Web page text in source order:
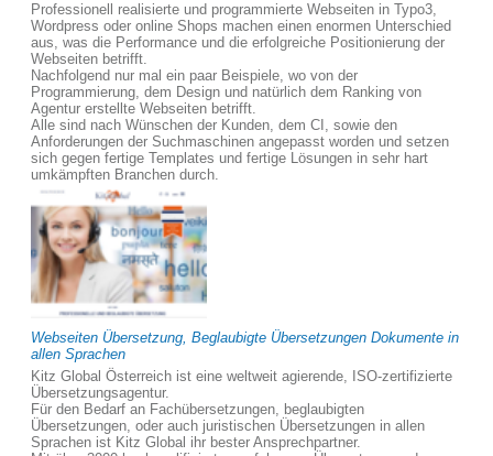
Professionell realisierte und programmierte Webseiten in Typo3,
Wordpress oder online Shops machen einen enormen Unterschied
aus, was die Performance und die erfolgreiche Positionierung der
Webseiten betrifft.
Nachfolgend nur mal ein paar Beispiele, wo von der
Programmierung, dem Design und natürlich dem Ranking von
Agentur erstellte Webseiten betrifft.
Alle sind nach Wünschen der Kunden, dem CI, sowie den
Anforderungen der Suchmaschinen angepasst worden und setzen
sich gegen fertige Templates und fertige Lösungen in sehr hart
umkämpften Branchen durch.
Webseiten Übersetzung, Beglaubigte Übersetzungen Dokumente in
allen Sprachen
Kitz Global Österreich ist eine weltweit agierende, ISO-zertifizierte
Übersetzungsagentur.
Für den Bedarf an Fachübersetzungen, beglaubigten
Übersetzungen, oder auch juristischen Übersetzungen in allen
Sprachen ist Kitz Global ihr bester Ansprechpartner.